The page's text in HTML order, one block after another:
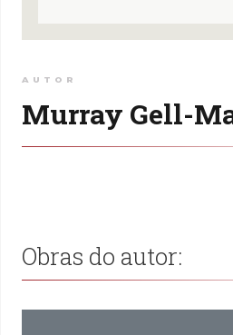
AUTOR
Murray Gell-
Obras do autor: